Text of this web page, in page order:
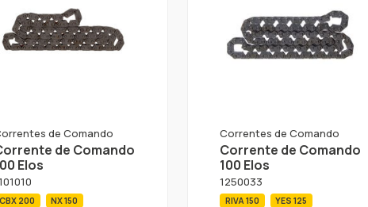
de Comando
de Comando
Elos
CBX 200
NX 150
Correntes de Comando
Corrente de Comando
100 Elos
1250033
RIVA 150 YES 125